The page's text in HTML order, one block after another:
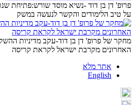
פרופ' דן בן דוד -נשיא מוסד שורש:פתיחת
על טיב הלימודים והקשר לנעשה במשק
מחקר של פרופ' דן בן דוד-עקב מדיניות
האחרונים מקרבת ישראל לקראת קריסה
אתר מלא
English